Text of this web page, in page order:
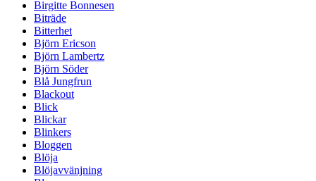
Birgitte Bonnesen
Biträde
Bitterhet
Björn Ericson
Björn Lambertz
Björn Söder
Blå Jungfrun
Blackout
Blick
Blickar
Blinkers
Bloggen
Blöja
Blöjavvänjning